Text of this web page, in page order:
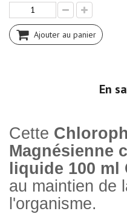
Ajouter au panier
En
Cette
Magnésienne
liquide 100 ml
au maintien de
l'organisme.